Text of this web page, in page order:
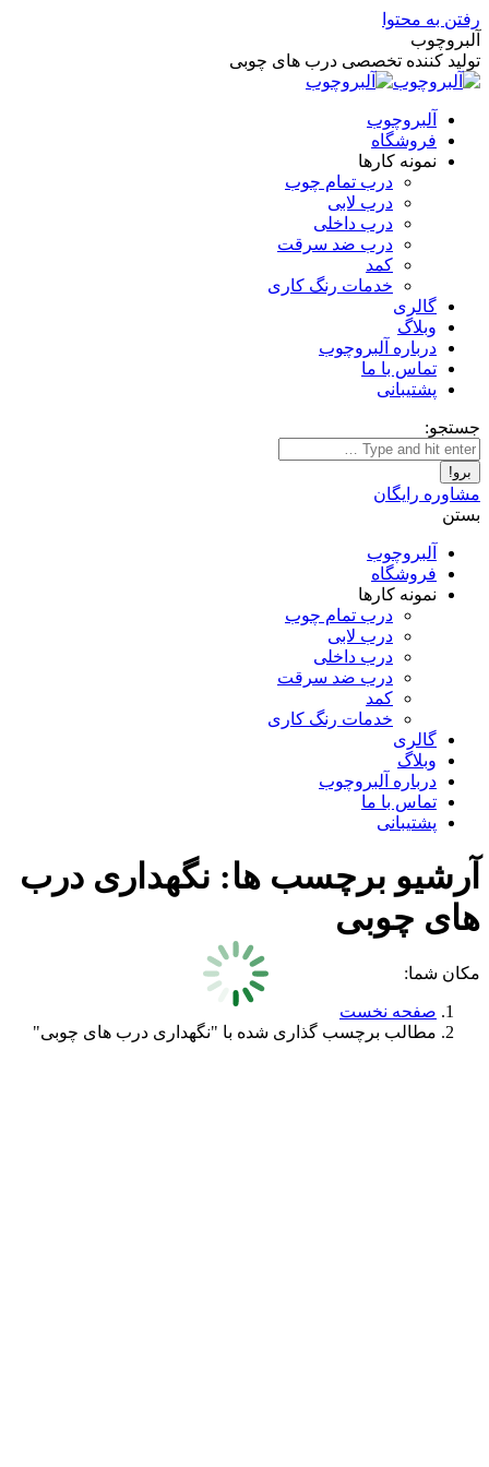
رفتن به محتوا
آلبروچوب
تولید کننده تخصصی درب های چوبی
آلبروچوب
فروشگاه
نمونه کارها
درب تمام چوب
درب لابی
درب داخلی
درب ضد سرقت
کمد
خدمات رنگ کاری
گالری
وبلاگ
درباره آلبروچوب
تماس با ما
پشتیبانی
جستجو:
مشاوره رایگان
بستن
آلبروچوب
فروشگاه
نمونه کارها
درب تمام چوب
درب لابی
درب داخلی
درب ضد سرقت
کمد
خدمات رنگ کاری
گالری
وبلاگ
درباره آلبروچوب
تماس با ما
پشتیبانی
آرشیو برچسب ها: نگهداری درب
های چوبی
مکان شما:
صفحه نخست
مطالب برچسب گذاری شده با "نگهداری درب های چوبی"